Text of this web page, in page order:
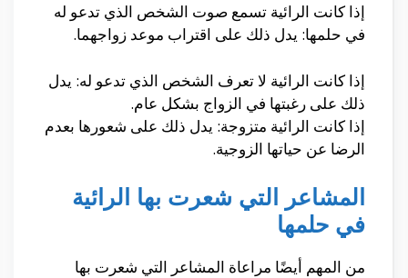
إذا كانت الرائية تسمع صوت الشخص الذي تدعو له
في حلمها: يدل ذلك على اقتراب موعد زواجهما.
إذا كانت الرائية لا تعرف الشخص الذي تدعو له: يدل
ذلك على رغبتها في الزواج بشكل عام.
إذا كانت الرائية متزوجة: يدل ذلك على شعورها بعدم
الرضا عن حياتها الزوجية.
المشاعر التي شعرت بها الرائية
في حلمها
من المهم أيضًا مراعاة المشاعر التي شعرت بها